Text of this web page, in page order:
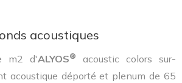
acoustiques
m2 d'ALYOS®
acoustic colors sur-
acoustique déporté et plenum de 65